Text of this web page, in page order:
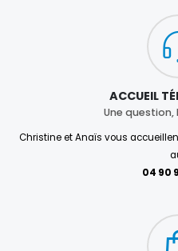
ACCUEIL
Une question,
Christine et Anaïs vous
04 90